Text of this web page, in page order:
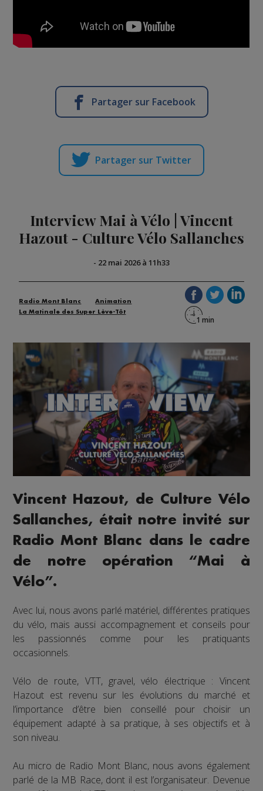
Partager sur Facebook
Partager sur Twitter
Interview Mai à Vélo | Vincent
Hazout - Culture Vélo Sallanches
- 22 mai 2026 à 11h33
Radio Mont Blanc
Animation
La Matinale des Super Lève-Tôt
Vincent Hazout, de Culture Vélo
Sallanches, était notre invité sur
Radio Mont Blanc dans le cadre
de notre opération “Mai à
Vélo”.
Avec lui, nous avons parlé matériel, différentes pratiques
du vélo, mais aussi accompagnement et conseils pour
les passionnés comme pour les pratiquants
occasionnels.
Vélo de route, VTT, gravel, vélo électrique : Vincent
Hazout est revenu sur les évolutions du marché et
l’importance d’être bien conseillé pour choisir un
équipement adapté à sa pratique, à ses objectifs et à
son niveau.
Au micro de Radio Mont Blanc, nous avons également
parlé de la MB Race, dont il est l’organisateur. Devenue